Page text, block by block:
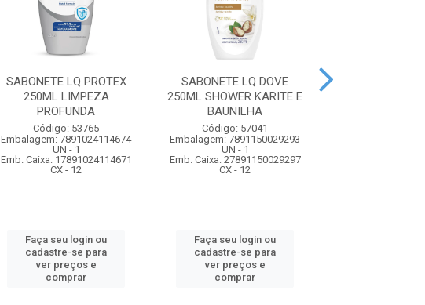
SABONETE LQ PROTEX
250ML LIMPEZA
PROFUNDA
Código: 53765
Embalagem: 7891024114674
UN - 1
Emb. Caixa: 17891024114671
CX - 12
Faça seu login ou
cadastre-se para
ver preços e
comprar
SABONETE LQ DOVE
250ML SHOWER KARITE E
BAUNILHA
Código: 57041
Embalagem: 7891150029293
UN - 1
Emb. Caixa: 27891150029297
CX - 12
Faça seu login ou
cadastre-se para
ver preços e
comprar